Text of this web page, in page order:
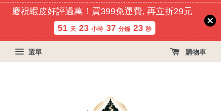
慶祝蝦皮好評過萬！買399免運費, 再立折29元
51 天 23 小時 37 分鐘 23 秒
選單 購物車